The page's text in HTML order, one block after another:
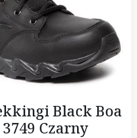
Black Boa
3749 Czarny